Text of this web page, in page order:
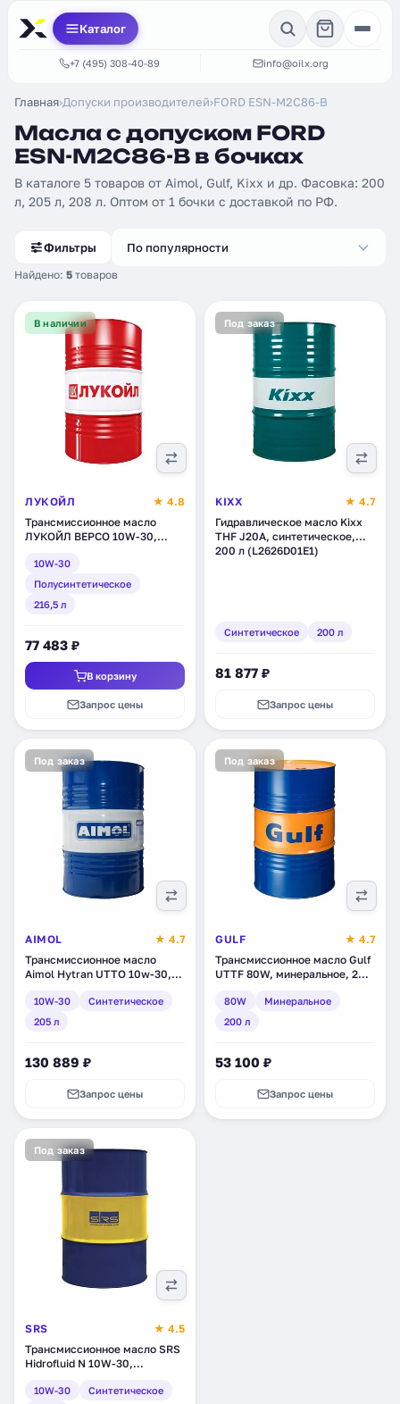
Каталог
+7 (495) 308-40-89 info@oilx.org
Главная›Допуски производителей›FORD ESN-M2C86-B
Масла с допуском FORD
ESN-M2C86-B в бочках
В каталоге 5 товаров от Aimol, Gulf, Kixx и др. Фасовка: 200
л, 205 л, 208 л. Оптом от 1 бочки с доставкой по РФ.
Фильтры
Найдено: 5 товаров
По популярности
В наличии
ЛУКОЙЛ
★ 4.8
Трансмиссионное масло
ЛУКОЙЛ ВЕРСО 10W-30,
(212621)
10W-30
Полусинтетическое
216,5 л
77 483 ₽
В корзину
Запрос цены
Под заказ
KIXX
★ 4.7
Гидравлическое масло Kixx
THF J20A, синтетическое,
200 л (L2626D01E1)
Синтетическое 200 л
81 877 ₽
Запрос цены
Под заказ
AIMOL
★ 4.7
Трансмиссионное масло
Aimol Hytran UTTO 10w-30,
10W-30
Синтетическое
205 л
130 889 ₽
Запрос цены
Под заказ
GULF
★ 4.7
Трансмиссионное масло Gulf
UTTF 80W, минеральное, 200
80W
Минеральное
200 л
53 100 ₽
Запрос цены
Под заказ
SRS
★ 4.5
Трансмиссионное масло SRS
Hidrofluid N 10W-30,
10W-30
Синтетическое